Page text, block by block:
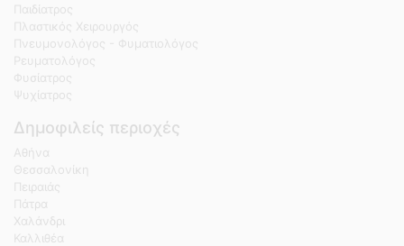
Παιδίατρος
Πλαστικός Χειρουργός
Πνευμονολόγος - Φυματιολόγος
Ρευματολόγος
Φυσίατρος
Ψυχίατρος
Δημοφιλείς περιοχές
Αθήνα
Θεσσαλονίκη
Πειραιάς
Πάτρα
Χαλάνδρι
Καλλιθέα